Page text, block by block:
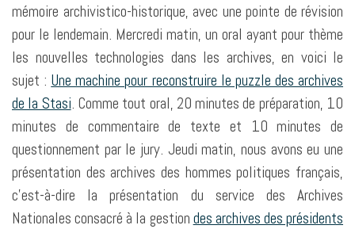
mémoire archivistico-historique, avec une pointe de révision
pour le lendemain. Mercredi matin, un oral ayant pour thème
les nouvelles technologies dans les archives, en voici le
sujet : Une machine pour reconstruire le puzzle des archives
de la Stasi. Comme tout oral, 20 minutes de préparation, 10
minutes de commentaire de texte et 10 minutes de
questionnement par le jury. Jeudi matin, nous avons eu une
présentation des archives des hommes politiques français,
c’est-à-dire la présentation du service des Archives
Nationales consacré à la gestion des archives des présidents